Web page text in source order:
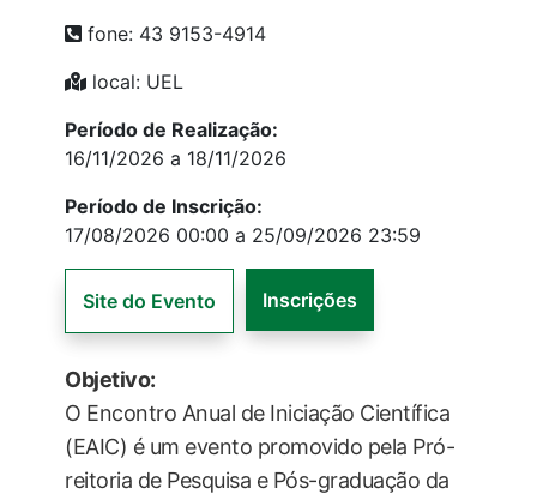
fone: 43 9153-4914
local: UEL
Período de Realização:
16/11/2026 a 18/11/2026
Período de Inscrição:
17/08/2026 00:00 a 25/09/2026 23:59
Site do Evento Inscrições
Objetivo:
O Encontro Anual de Iniciação Científica
(EAIC) é um evento promovido pela Pró-
reitoria de Pesquisa e Pós-graduação da